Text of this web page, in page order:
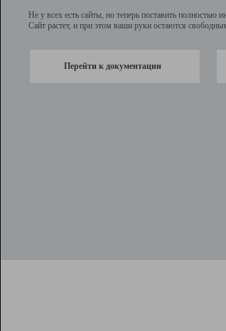
Не у всех есть сайты, но теперь поставить
Сайт растет, и при этом ваши руки остаются
Перейти к документации